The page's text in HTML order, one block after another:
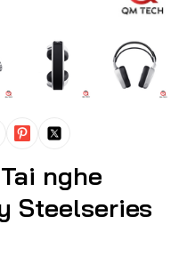
nghe
Steelseries